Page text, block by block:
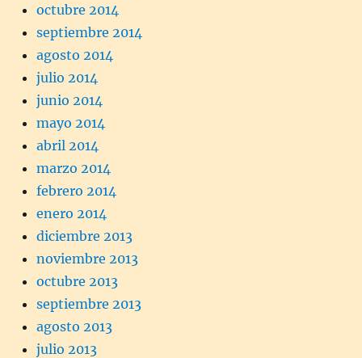
octubre 2014
septiembre 2014
agosto 2014
julio 2014
junio 2014
mayo 2014
abril 2014
marzo 2014
febrero 2014
enero 2014
diciembre 2013
noviembre 2013
octubre 2013
septiembre 2013
agosto 2013
julio 2013